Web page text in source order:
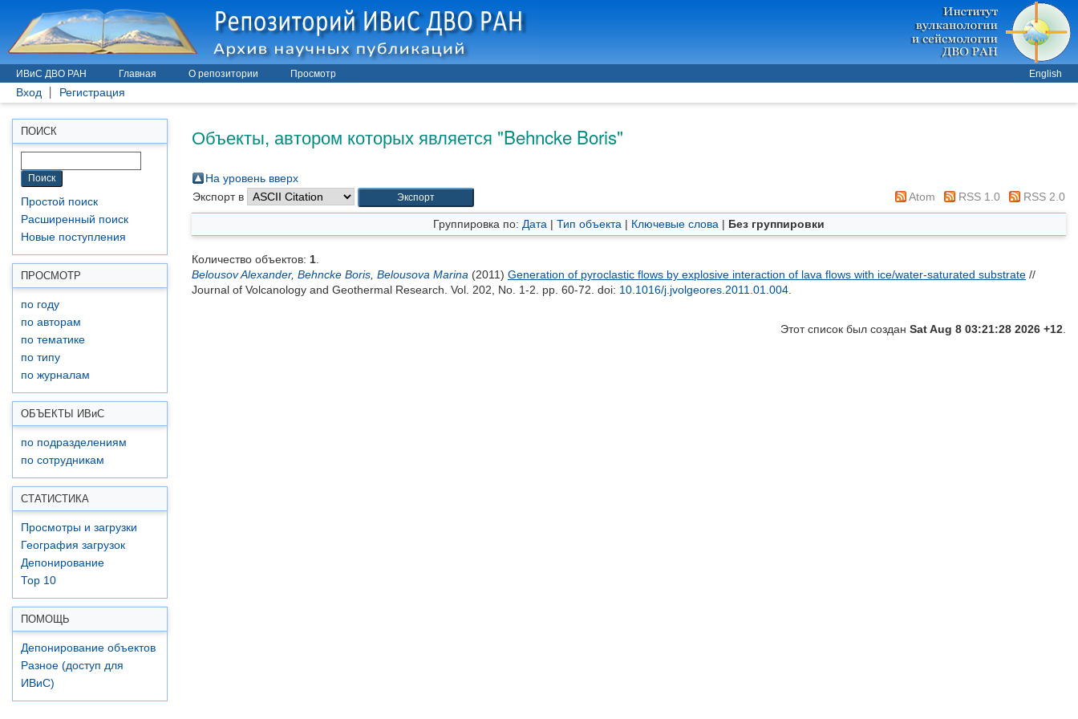
ИВиС ДВО РАН Главная О репозитории Просмотр English
Вход Регистрация
ПОИСК
Простой поиск
Расширенный поиск
Новые поступления
ПРОСМОТР
по году
по авторам
по тематике
по типу
по журналам
ОБЪЕКТЫ ИВиС
по подразделениям
по сотрудникам
СТАТИСТИКА
Просмотры и загрузки
География загрузок
Депонирование
Top 10
ПОМОЩЬ
Депонирование объектов
Разное (доступ для
ИВиС)
Объекты, автором которых является "Behncke Boris"
На уровень вверх
Экспорт в
Atom RSS 1.0 RSS 2.0
Группировка по: Дата | Тип объекта | Ключевые слова | Без группировки
Количество объектов: 1
Belousov Alexander, Behncke Boris Belousova Marina (2011) Generation of pyroclastic flows by explosive interaction of lava flows with ice/water-saturated substrate //
Journal of Volcanology and Geothermal Research. Vol. 202, No. 1-2. pp. 60-72. doi: 10.1016/j.jvolgeores.2011.01.004
Этот список был создан Sat Aug 8 03:21:28 2026 +12